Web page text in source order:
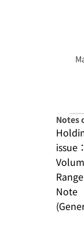
Notes
issue：
Range
Note